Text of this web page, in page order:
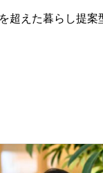
超えた暮らし提